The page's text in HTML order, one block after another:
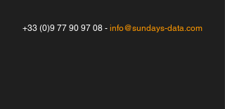
+33 (0)9 77 90 97 08 - info@sundays-data.com